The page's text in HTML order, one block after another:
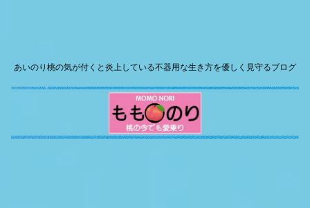
あいのり桃の気が付くと炎上している不器用な生き方を優しく見守るブログ